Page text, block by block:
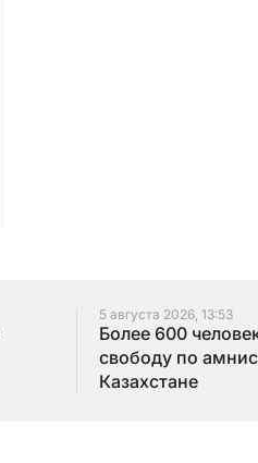
5 августа 2026, 13:53
Более 600
свободу по
Казахстане